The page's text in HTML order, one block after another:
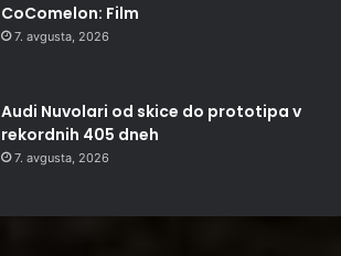
CoComelon: Film
7. avgusta, 2026
Audi Nuvolari od skice do prototipa v
rekordnih 405 dneh
7. avgusta, 2026